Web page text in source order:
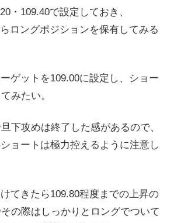
・109.40で設定しておき、
ロングポジションを保有してみる
ゲットを109.00に設定し、ショー
みたい。
下攻めは終了した感があるので、
ョートは極力控えるように注意し
てきたら109.80程度までの上昇の
の際はしっかりとロングでついて